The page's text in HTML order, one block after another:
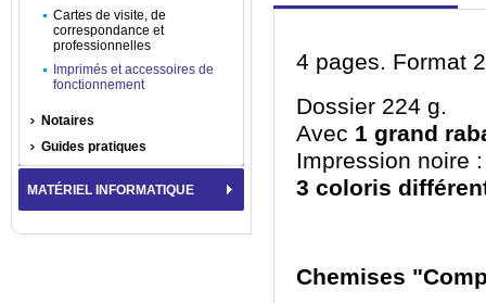
4 pages. Format
Dossier 224 g.
Avec 1 grand
Impression noire
3 coloris
Chemises
Cartes de visite, de
correspondance et
professionnelles
Imprimés et accessoires de
fonctionnement
Notaires
Guides pratiques
MATÉRIEL INFORMATIQUE